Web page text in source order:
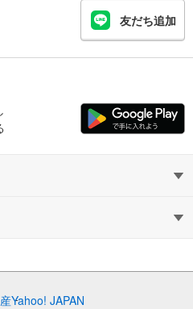
友だち追加
中古一戸建て
Yahoo! JAPAN